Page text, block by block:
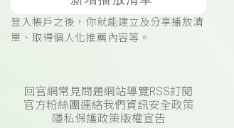
登入帳戶之後，你就能建立及分享播放清
單、取得個人化推薦內容等。
回官網常見問題網站導覽RSS訂閱
官方粉絲團連絡我們 資訊安全政策
隱私保護政策版權宣告